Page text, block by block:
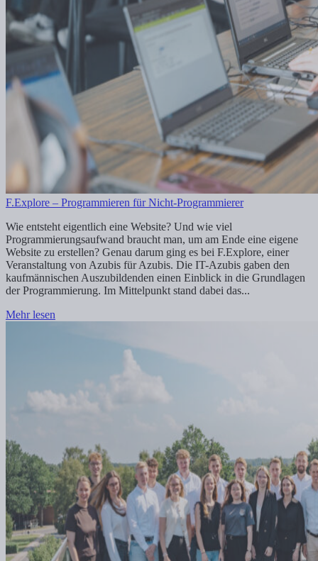
F.Explore – Programmieren für Nicht-Programmierer
Wie entsteht eigentlich eine Website? Und wie viel
Programmierungsaufwand braucht man, um am Ende eine eigene
Website zu erstellen? Genau darum ging es bei F.Explore, einer
Veranstaltung von Azubis für Azubis. Die IT-Azubis gaben den
kaufmännischen Auszubildenden einen Einblick in die Grundlagen
der Programmierung. Im Mittelpunkt stand dabei das...
Mehr lesen